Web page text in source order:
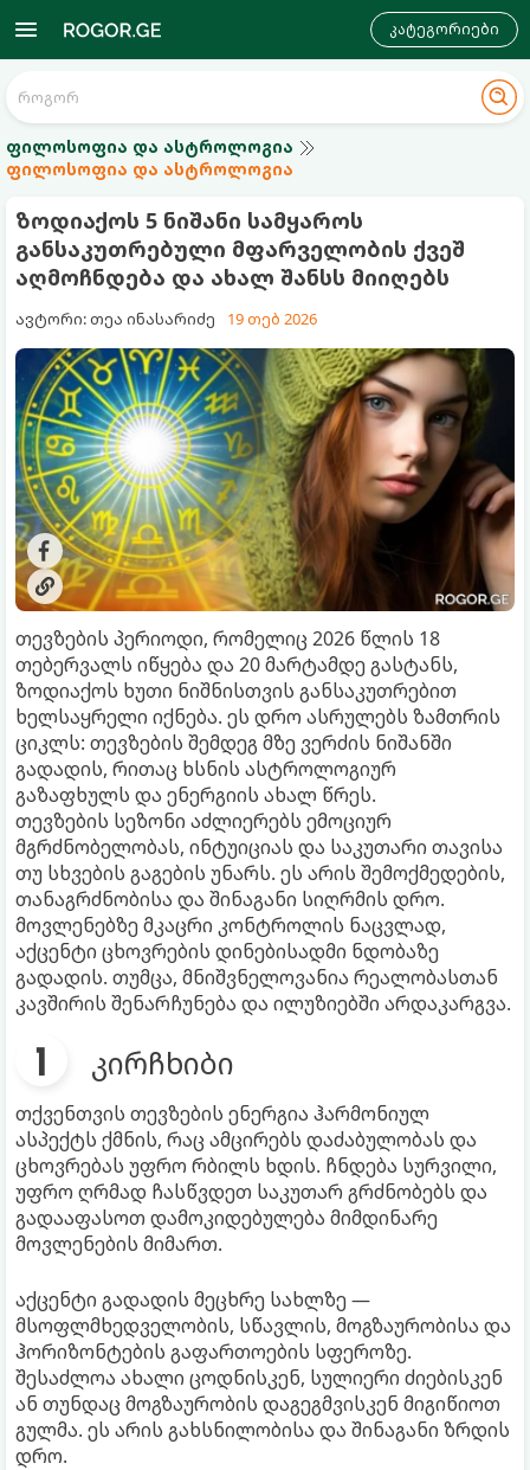
კატეგორიები
ფილოსოფია და ასტროლოგია
ფილოსოფია და ასტროლოგია
ზოდიაქოს 5 ნიშანი სამყაროს
განსაკუთრებული მფარველობის ქვეშ
აღმოჩნდება და ახალ შანსს მიიღებს
ავტორი: თეა ინასარიძე 19 თებ 2026
თევზების პერიოდი, რომელიც 2026 წლის 18
თებერვალს იწყება და 20 მარტამდე გასტანს,
ზოდიაქოს ხუთი ნიშნისთვის განსაკუთრებით
ხელსაყრელი იქნება. ეს დრო ასრულებს ზამთრის
ციკლს: თევზების შემდეგ მზე ვერძის ნიშანში
გადადის, რითაც ხსნის ასტროლოგიურ
გაზაფხულს და ენერგიის ახალ წრეს.
თევზების სეზონი აძლიერებს ემოციურ
მგრძნობელობას, ინტუიციას და საკუთარი თავისა
თუ სხვების გაგების უნარს. ეს არის შემოქმედების,
თანაგრძნობისა და შინაგანი სიღრმის დრო.
მოვლენებზე მკაცრი კონტროლის ნაცვლად,
აქცენტი ცხოვრების დინებისადმი ნდობაზე
გადადის. თუმცა, მნიშვნელოვანია რეალობასთან
კავშირის შენარჩუნება და ილუზიებში არდაკარგვა.
კირჩხიბი
თქვენთვის თევზების ენერგია ჰარმონიულ
ასპექტს ქმნის, რაც ამცირებს დაძაბულობას და
ცხოვრებას უფრო რბილს ხდის. ჩნდება სურვილი,
უფრო ღრმად ჩასწვდეთ საკუთარ გრძნობებს და
გადააფასოთ დამოკიდებულება მიმდინარე
მოვლენების მიმართ.
აქცენტი გადადის მეცხრე სახლზე —
მსოფლმხედველობის, სწავლის, მოგზაურობისა და
ჰორიზონტების გაფართოების სფეროზე.
შესაძლოა ახალი ცოდნისკენ, სულიერი ძიებისკენ
ან თუნდაც მოგზაურობის დაგეგმვისკენ მიგიწიოთ
გულმა. ეს არის გახსნილობისა და შინაგანი ზრდის
დრო.